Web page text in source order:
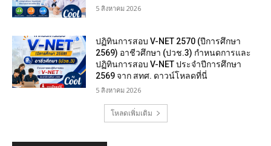
5 สิงหาคม 2026
ปฏิทินการสอบ V-NET 2570 (ปีการศึกษา
2569) อาชีวศึกษา (ปวช.3) กำหนดการและ
ปฏิทินการสอบ V-NET ประจำปีการศึกษา
2569 จาก สทศ. ดาวน์โหลดที่นี่
5 สิงหาคม 2026
โหลดเพิ่มเติม